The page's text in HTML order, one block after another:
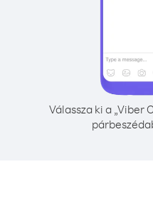
Válassza ki a „Viber